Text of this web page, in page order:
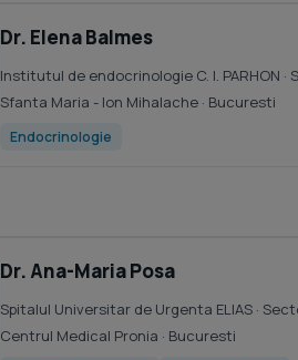
Dr. Elena Balmes
Institutul de endocrinologie C. I. PARHON ·
Sfanta Maria - Ion Mihalache · Bucuresti
Endocrinologie
Dr. Ana-Maria Posa
Spitalul Universitar de Urgenta ELIAS ·
Centrul Medical Pronia · Bucuresti